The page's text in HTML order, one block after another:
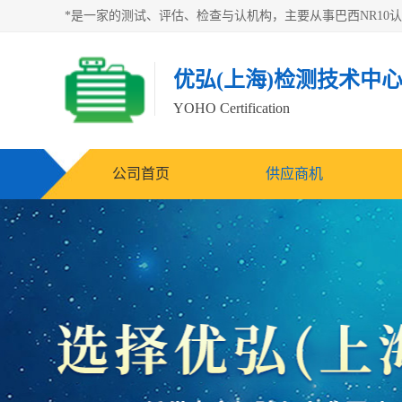
优弘(上海)检测技术中心
YOHO Certification
公司首页 供应商机